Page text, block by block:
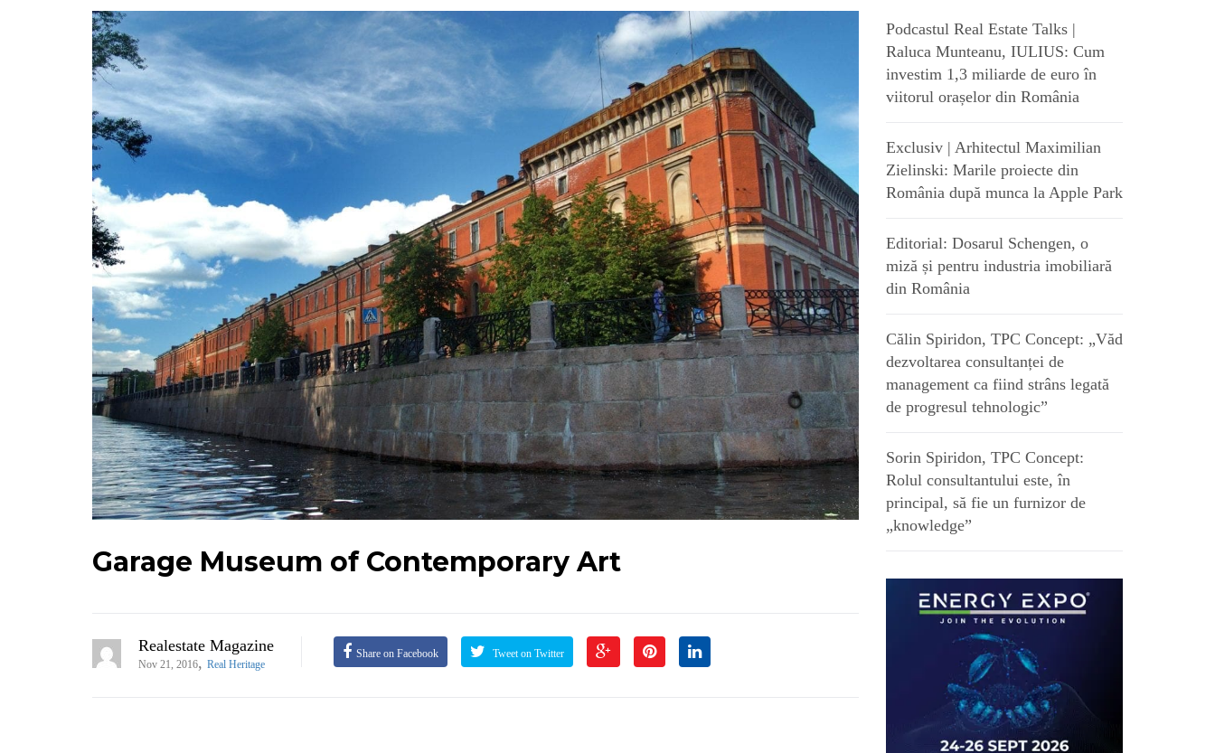
Garage Museum of Contemporary Art
Realestate Magazine
Nov 21, 2016, Real Heritage
Share on Facebook Tweet on Twitter
Podcastul Real Estate Talks |
Raluca Munteanu, IULIUS: Cum
investim 1,3 miliarde de euro în
viitorul orașelor din România
Exclusiv | Arhitectul Maximilian
Zielinski: Marile proiecte din
România după munca la Apple Park
Editorial: Dosarul Schengen, o
miză și pentru industria imobiliară
din România
Călin Spiridon, TPC Concept: „Văd
dezvoltarea consultanței de
management ca fiind strâns legată
de progresul tehnologic”
Sorin Spiridon, TPC Concept:
Rolul consultantului este, în
principal, să fie un furnizor de
„knowledge”